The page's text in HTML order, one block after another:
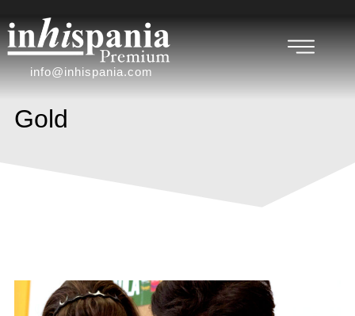
info@inhispania.com
Gold